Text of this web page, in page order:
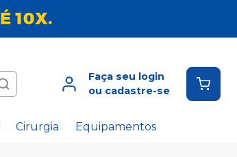
Faça seu login
ou cadastre-se
Cirurgia Equipamentos